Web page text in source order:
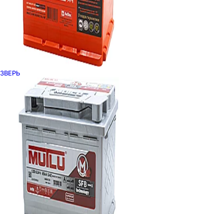
ЗВЕРЬ